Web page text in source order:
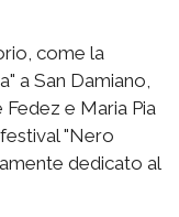
come la
a San Damiano,
e Maria Pia
"Nero
dedicato al